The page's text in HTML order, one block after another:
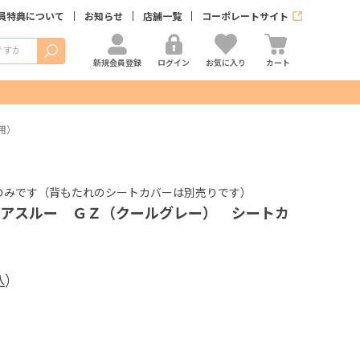
特典について お知らせ 店舗一覧 コーポレートサイト
検索
新規会員登録 ログイン お気に入り カート
です（背もたれのシートカバーは別売りです）
アスルー ＧＺ（クールグレー） シートカ